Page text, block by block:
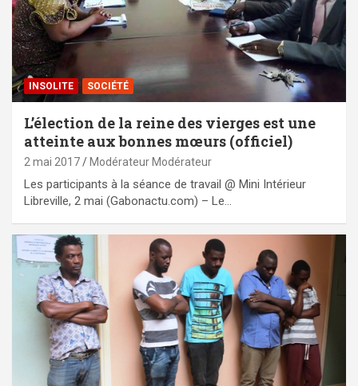
INSOLITE SOCIÉTÉ
L’élection de la reine des vierges est une
atteinte aux bonnes mœurs (officiel)
2 mai 2017 Modérateur Modérateur
Les participants à la séance de travail @ Mini Intérieur
Libreville, 2 mai (Gabonactu.com) – Le…